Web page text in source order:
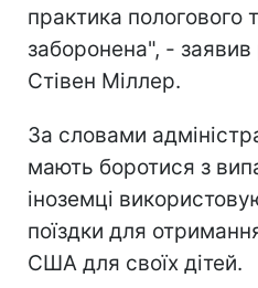
практика пологового
заборонена", -
Стівен Міллер.
За словами
мають боротися з
іноземці
поїздки для
США для своїх дітей.